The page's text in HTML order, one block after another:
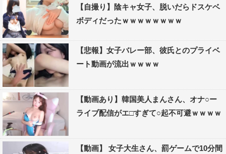
【自撮り】陰キャ女子、脱いだらドスケベ
ボディだったｗｗｗｗｗｗｗｗ
【悲報】女子バレー部、彼氏とのプライベ
ート動画が流出ｗｗｗｗ
【動画あり】韓国美人まんさん、オナ○ー
ライブ配信がエ□すぎて○起不可避ｗｗｗｗ
【動画】 女子大生さん、罰ゲームで10分間